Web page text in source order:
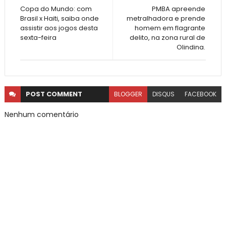
PMBA apreende
metralhadora e prende
homem em flagrante
delito, na zona rural de
Olindina.
Copa do Mundo: com
Brasil x Haiti, saiba onde
assistir aos jogos desta
sexta-feira
POST COMMENT BLOGGER DISQUS FACEBOOK
Nenhum comentário